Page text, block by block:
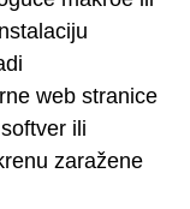
web stranice
ili
zaražene